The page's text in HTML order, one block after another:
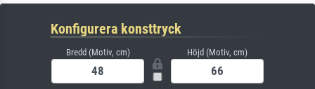
Konfigurera konsttryck
Bredd (Motiv, cm) Höjd (Motiv, cm)